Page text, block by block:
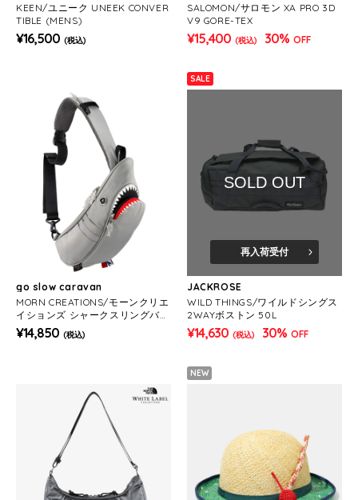
KEEN/ユニーク UNEEK CONVER
TIBLE (MENS)
¥16,500 (税込)
SALOMON/サロモン XA PRO 3D
V9 GORE-TEX
¥15,400 (税込) 30% OFF
go slow caravan
MORN CREATIONS/モーンクリエ
イションズ シャークスリングバッ
ク 5L
¥14,850 (税込)
SALE
SOLD OUT
再入荷受付
JACKROSE
WILD THINGS/ワイルドシングス
2WAYボストン 50L
¥14,630 (税込) 30% OFF
NEW